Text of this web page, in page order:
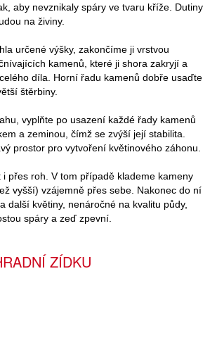
aby nevznikaly spáry ve tvaru kříže. Dutiny
na živiny.
určené výšky, zakončíme ji vrstvou
kamenů, které ji shora zakryjí a
díla. Horní řadu kamenů dobře usaďte
štěrbiny.
vyplňte po usazení každé řady kamenů
a zeminou, čímž se zvýší její stabilita.
prostor pro vytvoření květinového záhonu.
přes roh. V tom případě klademe kameny
vyšší) vzájemně přes sebe. Nakonec do ní
další květiny, nenáročné na kvalitu půdy,
spáry a zeď zpevní.
ZÍDKU